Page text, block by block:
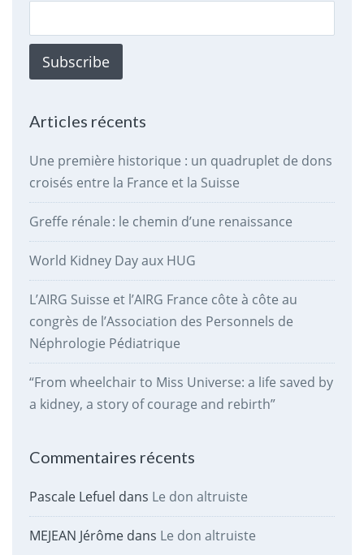
Articles récents
Une première historique : un quadruplet de dons
croisés entre la France et la Suisse
Greffe rénale : le chemin d’une renaissance
World Kidney Day aux HUG
L’AIRG Suisse et l’AIRG France côte à côte au
congrès de l’Association des Personnels de
Néphrologie Pédiatrique
“From wheelchair to Miss Universe: a life saved by
a kidney, a story of courage and rebirth”
Commentaires récents
Pascale Lefuel dans Le don altruiste
MEJEAN Jérômedans Le don altruiste